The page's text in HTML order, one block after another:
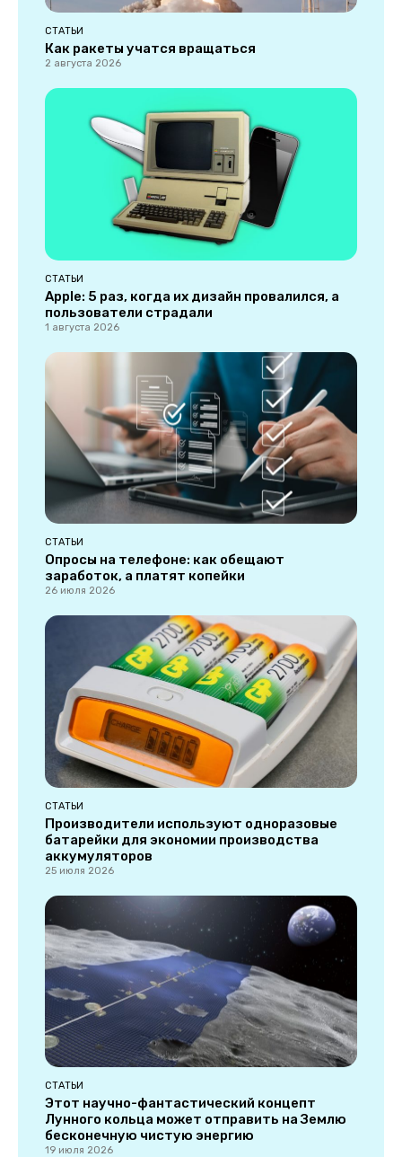
СТАТЬИ
Как ракеты учатся вращаться
2 августа 2026
СТАТЬИ
Apple: 5 раз, когда их дизайн провалился, а
пользователи страдали
1 августа 2026
СТАТЬИ
Опросы на телефоне: как обещают
заработок, а платят копейки
26 июля 2026
СТАТЬИ
Производители используют одноразовые
батарейки для экономии производства
аккумуляторов
25 июля 2026
СТАТЬИ
Этот научно-фантастический концепт
Лунного кольца может отправить на Землю
бесконечную чистую энергию
19 июля 2026